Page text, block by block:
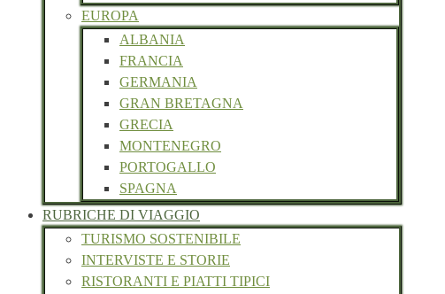
EUROPA
ALBANIA
FRANCIA
GERMANIA
GRAN BRETAGNA
GRECIA
MONTENEGRO
PORTOGALLO
SPAGNA
RUBRICHE DI VIAGGIO
TURISMO SOSTENIBILE
INTERVISTE E STORIE
RISTORANTI E PIATTI TIPICI